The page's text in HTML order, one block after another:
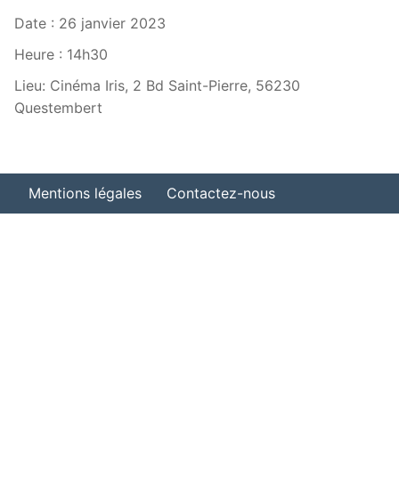
Date : 26 janvier 2023
Heure : 14h30
Lieu: Cinéma Iris, 2 Bd Saint-Pierre, 56230
Questembert
Mentions légales Contactez-nous